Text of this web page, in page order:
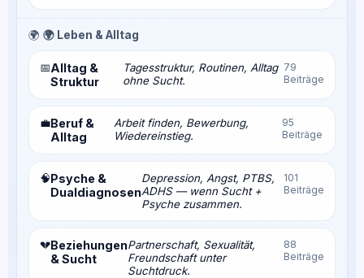
🌍 🌍 Leben & Alltag
📅Alltag &
Struktur
Tagesstruktur, Routinen, Alltag
ohne Sucht.
79
Beiträge
💼Beruf &
Alltag
Arbeit finden, Bewerbung,
Wiedereinstieg.
95
Beiträge
🧠Psyche &
Dualdiagnosen
Depression, Angst, PTBS,
ADHS — wenn Sucht +
Psyche zusammen.
101
Beiträge
💔Beziehungen
& Sucht
Partnerschaft, Sexualität,
Freundschaft unter
Suchtdruck.
88
Beiträge